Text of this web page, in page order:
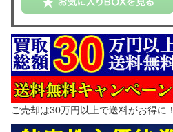
ご売却は30万円以上で送料がお得に！